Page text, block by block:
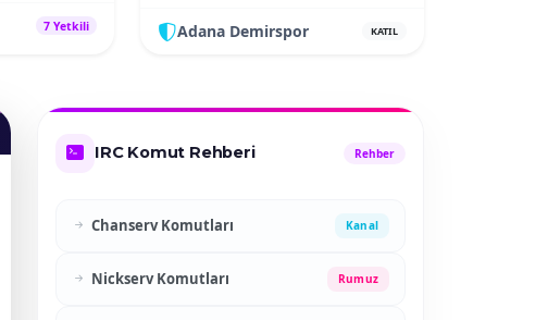
7 Yetkili Adana Demirspor KATIL
IRC Komut Rehberi Rehber
Chanserv Komutları Kanal
Nickserv Komutları Rumuz